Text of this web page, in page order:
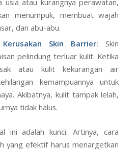
luruh dan digantikan oleh sel
dan cerah. Jika proses ini
usia atau kurangnya perawatan,
menumpuk, membuat wajah
dan abu-abu.
Skin Barrier:Skin
pelindung terluar kulit. Ketika
atau kulit kekurangan air
kemampuannya untuk
tidak halus.